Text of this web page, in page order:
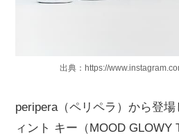
出典：​​https://
peripera（ペリペラ）から登
ィント キー（MOOD GLOWY